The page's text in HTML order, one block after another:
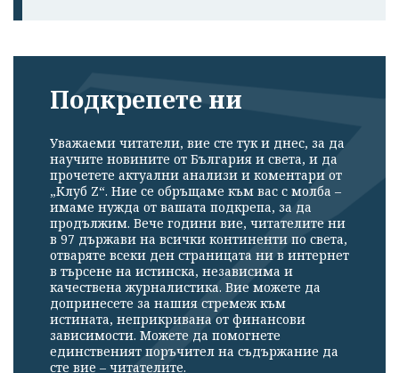
Подкрепете ни
Уважаеми читатели, вие сте тук и днес, за да
научите новините от България и света, и да
прочетете актуални анализи и коментари от
„Клуб Z“. Ние се обръщаме към вас с молба –
имаме нужда от вашата подкрепа, за да
продължим. Вече години вие, читателите ни
в 97 държави на всички континенти по света,
отваряте всеки ден страницата ни в интернет
в търсене на истинска, независима и
качествена журналистика. Вие можете да
допринесете за нашия стремеж към
истината, неприкривана от финансови
зависимости. Можете да помогнете
единственият поръчител на съдържание да
сте вие – читателите.